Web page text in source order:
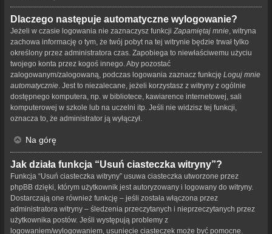
Dlaczego następuje automatyczne wylogowanie?
Jeżeli w czasie logowania nie zaznaczysz funkcji Zapamiętaj mnie , witryna
zachowa informację o tym, że twój pobyt na tej witrynie będzie trwał tylko
określony przez administratora czas. Zapobiega to niewłaściwemu użyciu
twojego konta przez kogoś innego. Aby pozostać
zalogowanym/zalogowaną, podczas logowania zaznacz funkcję Loguj mnie
automatycznie . Jest to niezalecane, jeżeli korzystasz z witryny z ogólnie
dostępnego komputera, np. w bibliotece, kawiarence internetowej, sali
komputerowej w szkole lub na uczelni itp. Jeśli nie widzisz tej funkcji,
oznacza to, że administrator ją wyłączył.
Na górę
Jak działa funkcja “Usuń ciasteczka witryny”?
Funkcja “Usuń ciasteczka witryny” usuwa ciasteczka utworzone przez
phpBB dzięki, którym użytkownik jest autoryzowany i logowany do witryny.
Dostarczają one również funkcję – jeśli została włączona przez
administratora witryny – śledzenia przeczytanych i nieprzeczytanych przez
użytkownika postów. Jeśli występują problemy z
logowaniem/wylogowaniem, usunięcie ciasteczek może być pomocne.